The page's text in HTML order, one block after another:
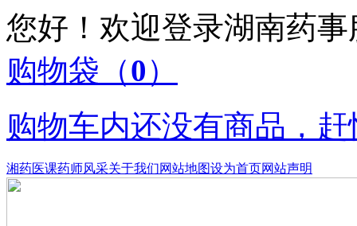
您好！欢迎登录湖南药
购物袋 （0）
购物车内还没有商品，
湘药医课药师风采关于我们网站地图设为首页网站声明